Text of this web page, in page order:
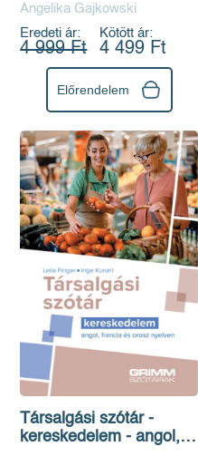
Angelika Gajkowski
Eredeti ár:
4 999 Ft
Kötött ár:
4 499 Ft
Előrendelem
Társalgási szótár -
kereskedelem - angol,